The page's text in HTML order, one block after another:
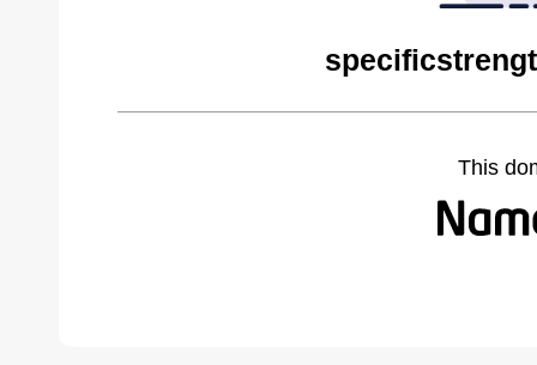
This